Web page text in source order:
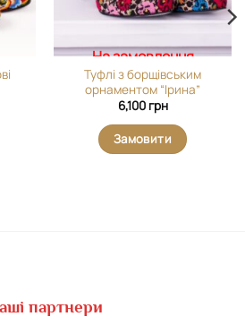
На замовлення
Туфлі з борщівським
орнаментом “Ірина”
6,100 грн
Замовити
партнери